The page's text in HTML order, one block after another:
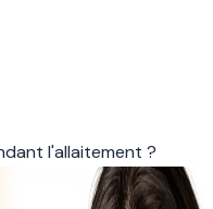
l'allaitement ?